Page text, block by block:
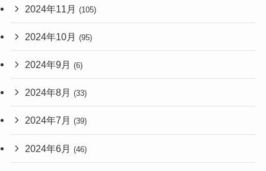
2024年11月 (105)
2024年10月 (95)
2024年9月 (6)
2024年8月 (33)
2024年7月 (39)
2024年6月 (46)